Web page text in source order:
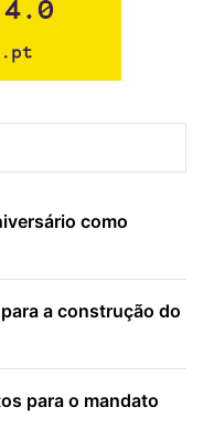
como
a construção do
para o mandato